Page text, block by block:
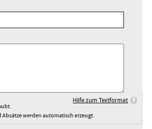
Hilfe zum Textformat
werden automatisch erzeugt.